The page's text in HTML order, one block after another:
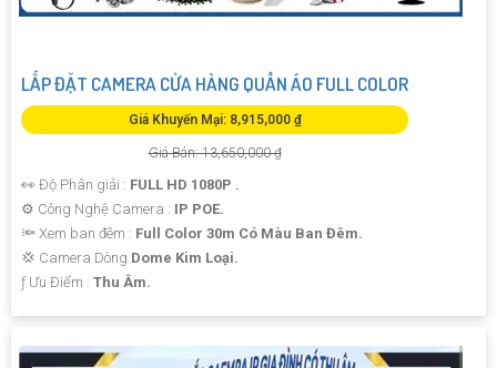
LẮP ĐẶT CAMERA CỬA HÀNG QUẦN ÁO FULL COLOR
Giá Khuyến Mại: 8,915,000 ₫
Giá Bán: 13,650,000 ₫
👀 Độ Phân giải : FULL HD 1080P .
⚙ Công Nghệ Camera : IP POE.
🔦 Xem ban đêm : Full Color 30m Có Màu Ban Đêm.
💢 Camera Dòng Dome Kim Loại.
️ƒ Ưu Điểm : Thu Âm.